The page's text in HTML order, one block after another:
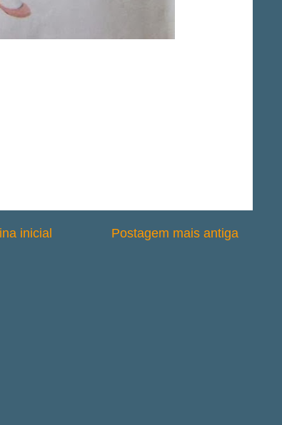
Postagem mais antiga
inicial